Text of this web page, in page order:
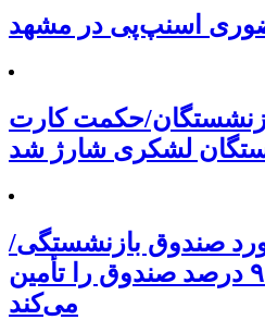
اسنپ‌پی در مشهد
حکمت کارت
لشکری شارژ شد
صندوق بازنشستگی/
دولت مجبور است ۹۰ درصد صندوق را تأمین
می‌کند